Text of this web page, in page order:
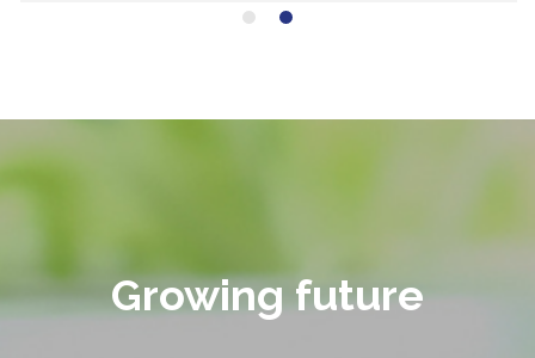
Growing future